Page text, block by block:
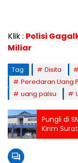
Klik : Polisi
Miliar
Tag: Disita
Peredaran Uang
uang palsu
Pungli di
Kirim